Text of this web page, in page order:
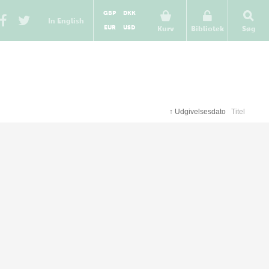
In English
Kurv
GBP
DKK
EUR
USD Bibliotek Søg
↑ Udgivelsesdato Titel